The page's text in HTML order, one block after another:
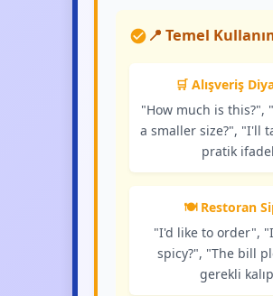
📍 Temel
🛒 Alışveriş
"How much is this?",
a smaller size?", "I'll
pratik
🍽️ Restoran
"I'd like to order",
spicy?", "The bill
gerekli